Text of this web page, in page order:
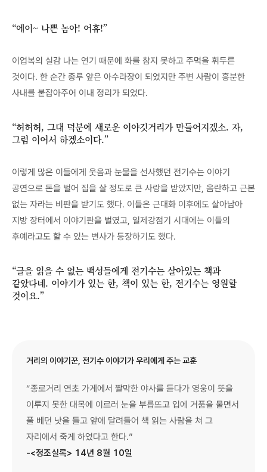
“에이~ 나쁜 놈아! 어휴!”
이업복의 실감 나는 연기 때문에 화를 참지 못하고 주먹을 휘두른
것이다. 한 순간 종루 앞은 아수라장이 되었지만 주변 사람이 흥분한
사내를 붙잡아주어 이내 정리가 되었다.
“허허허, 그대 덕분에 새로운 이야깃거리가 만들어지겠소. 자,
그럼 이어서 하겠소이다.”
이렇게 많은 이들에게 웃음과 눈물을 선사했던 전기수는 이야기
공연으로 돈을 벌어 집을 살 정도로 큰 사랑을 받았지만, 음란하고 근본
없는 자라는 비판을 받기도 했다. 이들은 근대화 이후에도 살아남아
지방 장터에서 이야기판을 벌였고, 일제강점기 시대에는 이들의
후예라고도 할 수 있는 변사가 등장하기도 했다.
“글을 읽을 수 없는 백성들에게 전기수는 살아있는 책과
같았다네. 이야기가 있는 한, 책이 있는 한, 전기수는 영원할
것이요.”
거리의 이야기꾼, 전기수 이야기가 우리에게 주는 교훈
“종로거리 연초 가게에서 짤막한 야사를 듣다가 영웅이 뜻을
이루지 못한 대목에 이르러 눈을 부릅뜨고 입에 거품을 물면서
풀 베던 낫을 들고 앞에 달려들어 책 읽는 사람을 쳐 그
자리에서 죽게 하였다고 한다.”
-<정조실록> 14년 8월 10일